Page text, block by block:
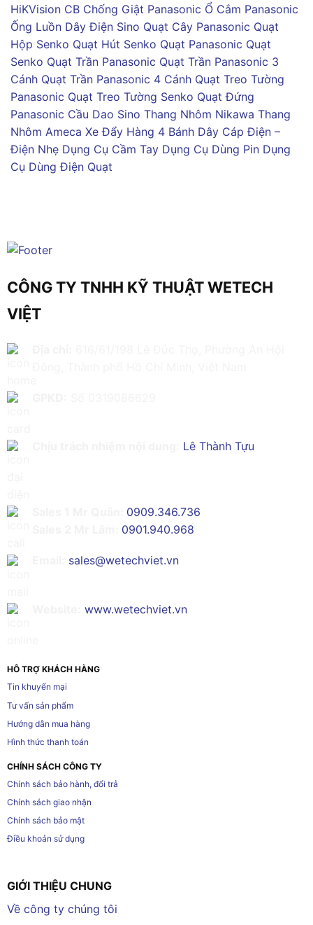
HiKVision CB Chống Giật Panasonic Ổ Cắm Panasonic
Ống Luồn Dây Điện Sino Quạt Cây Panasonic Quạt
Hộp Senko Quạt Hút Senko Quạt Panasonic Quạt
Senko Quạt Trần Panasonic Quạt Trần Panasonic 3
Cánh Quạt Trần Panasonic 4 Cánh Quạt Treo Tường
Panasonic Quạt Treo Tường Senko Quạt Đứng
Panasonic Cầu Dao Sino Thang Nhôm Nikawa Thang
Nhôm Ameca Xe Đẩy Hàng 4 Bánh Dây Cáp Điện –
Điện Nhẹ Dụng Cụ Cầm Tay Dụng Cụ Dùng Pin Dụng
Cụ Dùng Điện Quạt
CÔNG TY TNHH KỸ THUẬT WETECH
VIỆT
Lê Thành Tựu
0909.346.736
0901.940.968
sales@wetechviet.vn
www.wetechviet.vn
HỖ TRỢ KHÁCH HÀNG
Tin khuyến mại
Tư vấn sản phẩm
Hướng dẫn mua hàng
Hình thức thanh toán
CHÍNH SÁCH CÔNG TY
Chính sách bảo hành, đổi trả
Chính sách giao nhận
Chính sách bảo mật
Điều khoản sử dụng
GIỚI THIỆU CHUNG
Về công ty chúng tôi